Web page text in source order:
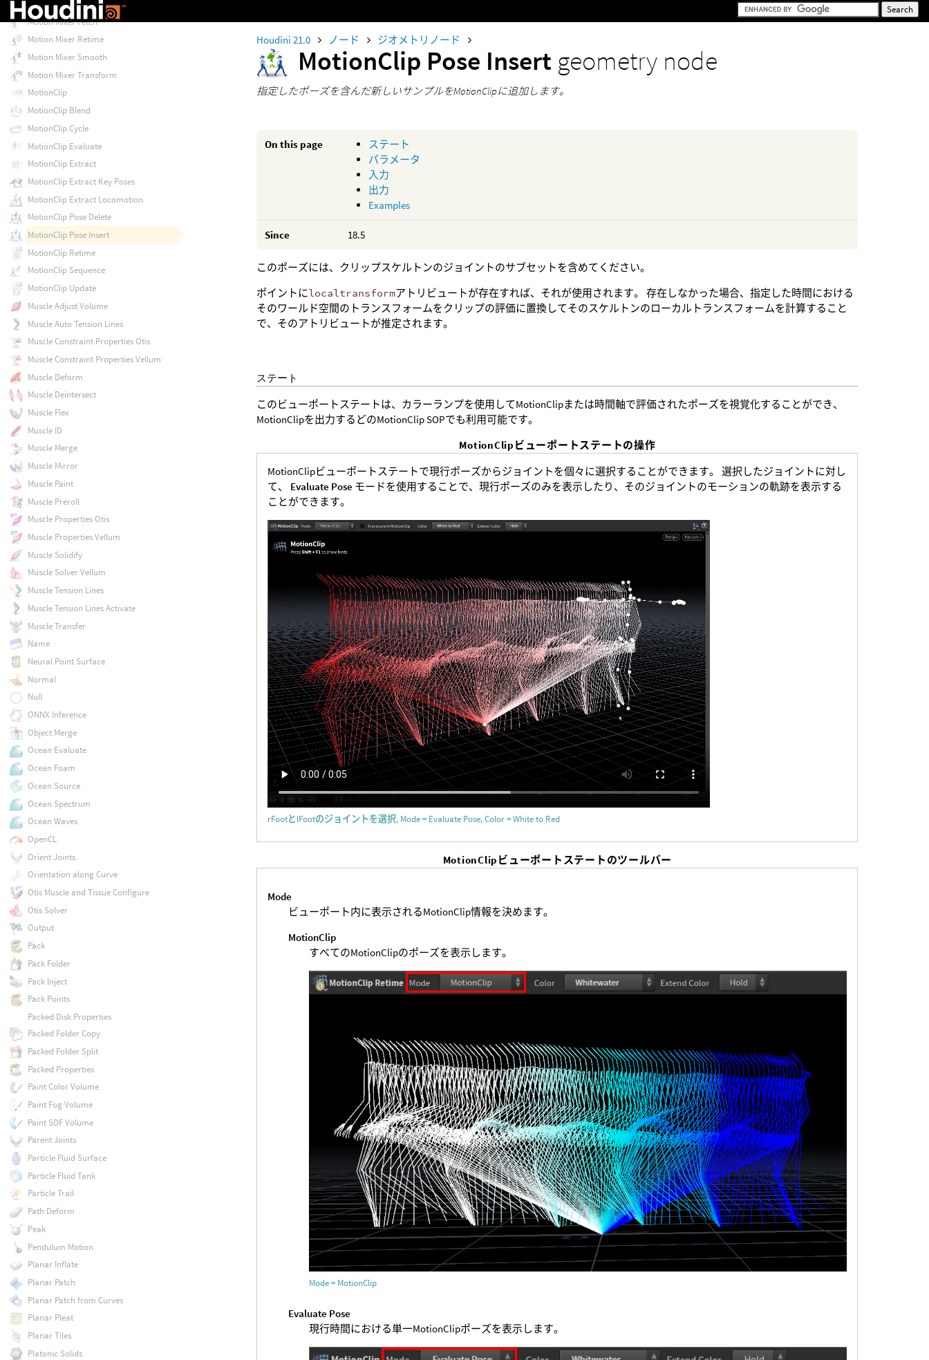
Houdini 21.0 ノード ジオメトリノード
MotionClip Pose Insert geometry node
指定したポーズを含んだ新しいサンプルをMotionClipに追加します。
On this page
ステート
パラメータ
入力
出力
Examples
Since 18.5
このポーズには、クリップスケルトンのジョイントのサブセットを含めてください。
ポイントにlocaltransformアトリビュートが存在すれば、それが使用されます。 存在しなかった場合、指定した時間における
そのワールド空間のトランスフォームをクリップの評価に置換してそのスケルトンのローカルトランスフォームを計算すること
で、そのアトリビュートが推定されます。
ステート
このビューポートステートは、カラーランプを使用してMotionClipまたは時間軸で評価されたポーズを視覚化することができ、
MotionClipを出力するどのMotionClip SOPでも利用可能です。
MotionClipビューポートステートの操作
MotionClipビューポートステートで現行ポーズからジョイントを個々に選択することができます。 選択したジョイントに対し
て、 Evaluate Pose モードを使用することで、現行ポーズのみを表示したり、そのジョイントのモーションの軌跡を表示する
ことができます。
rFootとlFootのジョイントを選択, Mode = Evaluate Pose, Color = White to Red
MotionClipビューポートステートのツールバー
Mode
ビューポート内に表示されるMotionClip情報を決めます。
MotionClip
すべてのMotionClipのポーズを表示します。
Mode = MotionClip
Evaluate Pose
現行時間における単一MotionClipポーズを表示します。
Motion Mixer
Motion Mixer Fetch
Motion Mixer Retime
Motion Mixer Smooth
Motion Mixer Transform
MotionClip
MotionClip Blend
MotionClip Cycle
MotionClip Evaluate
MotionClip Extract
MotionClip Extract Key Poses
MotionClip Extract Locomotion
MotionClip Pose Delete
MotionClip Pose Insert
MotionClip Retime
MotionClip Sequence
MotionClip Update
Muscle Adjust Volume
Muscle Auto Tension Lines
Muscle Constraint Properties Otis
Muscle Constraint Properties Vellum
Muscle Deform
Muscle Deintersect
Muscle Flex
Muscle ID
Muscle Merge
Muscle Mirror
Muscle Paint
Muscle Preroll
Muscle Properties Otis
Muscle Properties Vellum
Muscle Solidify
Muscle Solver Vellum
Muscle Tension Lines
Muscle Tension Lines Activate
Muscle Transfer
Name
Neural Point Surface
Normal
Null
ONNX Inference
Object Merge
Ocean Evaluate
Ocean Foam
Ocean Source
Ocean Spectrum
Ocean Waves
OpenCL
Orient Joints
Orientation along Curve
Otis Muscle and Tissue Configure
Otis Solver
Output
Pack
Pack Folder
Pack Inject
Pack Points
Packed Disk Properties
Packed Folder Copy
Packed Folder Split
Packed Properties
Paint Color Volume
Paint Fog Volume
Paint SDF Volume
Parent Joints
Particle Fluid Surface
Particle Fluid Tank
Particle Trail
Path Deform
Peak
Pendulum Motion
Planar Inflate
Planar Patch
Planar Patch from Curves
Planar Pleat
Planar Tiles
Platonic Solids